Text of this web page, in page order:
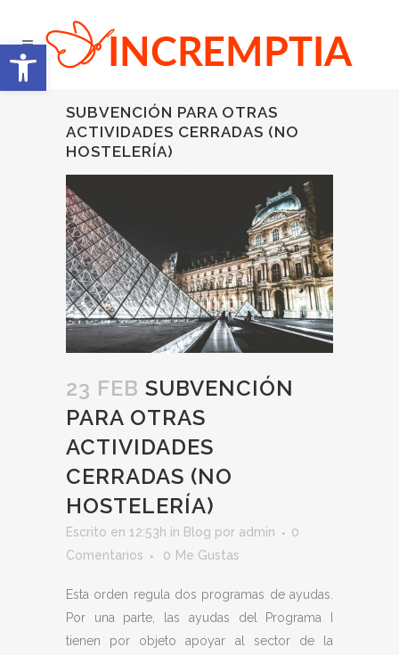
Abrir barra de herramientas
SUBVENCIÓN PARA OTRAS
ACTIVIDADES CERRADAS (NO
HOSTELERÍA)
23 FEB SUBVENCIÓN
PARA OTRAS
ACTIVIDADES
CERRADAS (NO
HOSTELERÍA)
Escrito en 12:53h in Blog por admin
0
Comentarios
0 Me Gustas
Esta orden regula dos programas de ayudas.
Por una parte, las ayudas del Programa I
tienen por objeto apoyar al sector de la